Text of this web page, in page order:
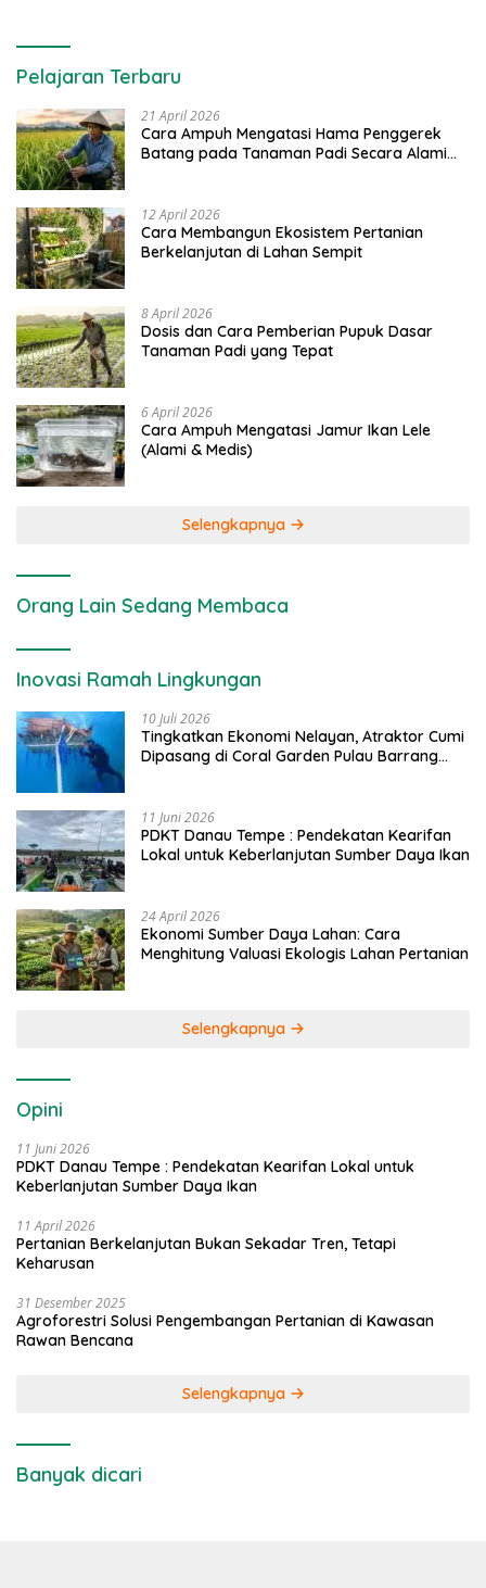
Pelajaran Terbaru
21 April 2026
Cara Ampuh Mengatasi Hama Penggerek
Batang pada Tanaman Padi Secara Alami
12 April 2026
Cara Membangun Ekosistem Pertanian
Berkelanjutan di Lahan Sempit
8 April 2026
Dosis dan Cara Pemberian Pupuk Dasar
Tanaman Padi yang Tepat
6 April 2026
Cara Ampuh Mengatasi Jamur Ikan Lele
(Alami & Medis)
Selengkapnya
Orang Lain Sedang Membaca
Inovasi Ramah Lingkungan
10 Juli 2026
Tingkatkan Ekonomi Nelayan, Atraktor Cumi
Dipasang di Coral Garden Pulau Barrang
11 Juni 2026
PDKT Danau Tempe : Pendekatan Kearifan
Lokal untuk Keberlanjutan Sumber Daya Ikan
24 April 2026
Ekonomi Sumber Daya Lahan: Cara
Menghitung Valuasi Ekologis Lahan Pertanian
Selengkapnya
Opini
11 Juni 2026
PDKT Danau Tempe : Pendekatan Kearifan Lokal untuk
Keberlanjutan Sumber Daya Ikan
11 April 2026
Pertanian Berkelanjutan Bukan Sekadar Tren, Tetapi
Keharusan
31 Desember 2025
Agroforestri Solusi Pengembangan Pertanian di Kawasan
Rawan Bencana
Selengkapnya
Banyak dicari